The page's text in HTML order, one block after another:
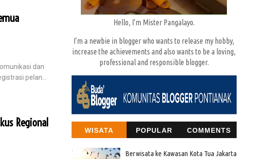
dan
pelan...
Regional
Hello, I'm Mister Pangalayo.
I'm a newbie in blogger who wants to release my hobby,
increase the achievements and also wants to be a loving,
professional and responsible blogger.
WISATA POPULAR COMMENTS
Berwisata ke Kawasan Kota Tua Jakarta